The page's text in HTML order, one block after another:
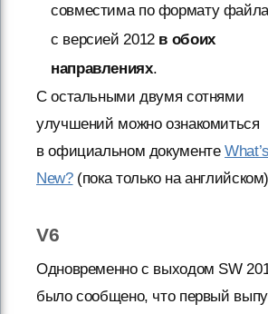
совместима по формату файла
с версией 2012 в обоих
направлениях.
С остальными двумя сотнями
улучшений можно ознакомиться
в официальном документеWhat’s
New?(пока только на
V6
Одновременно с выходом SW
было сообщено, что первый